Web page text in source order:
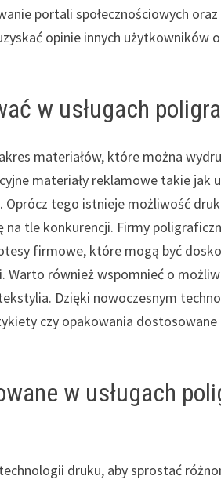
portali społecznościowych
opinie innych użytkowników
w usługach
materiałów, które można
materiały reklamowe takie jak
tego istnieje możliwość
na tle konkurencji. Firmy
firmowe, które mogą być
również wspomnieć o
Dzięki nowoczesnym
czy opakowania
w usługach
druku, aby sprostać